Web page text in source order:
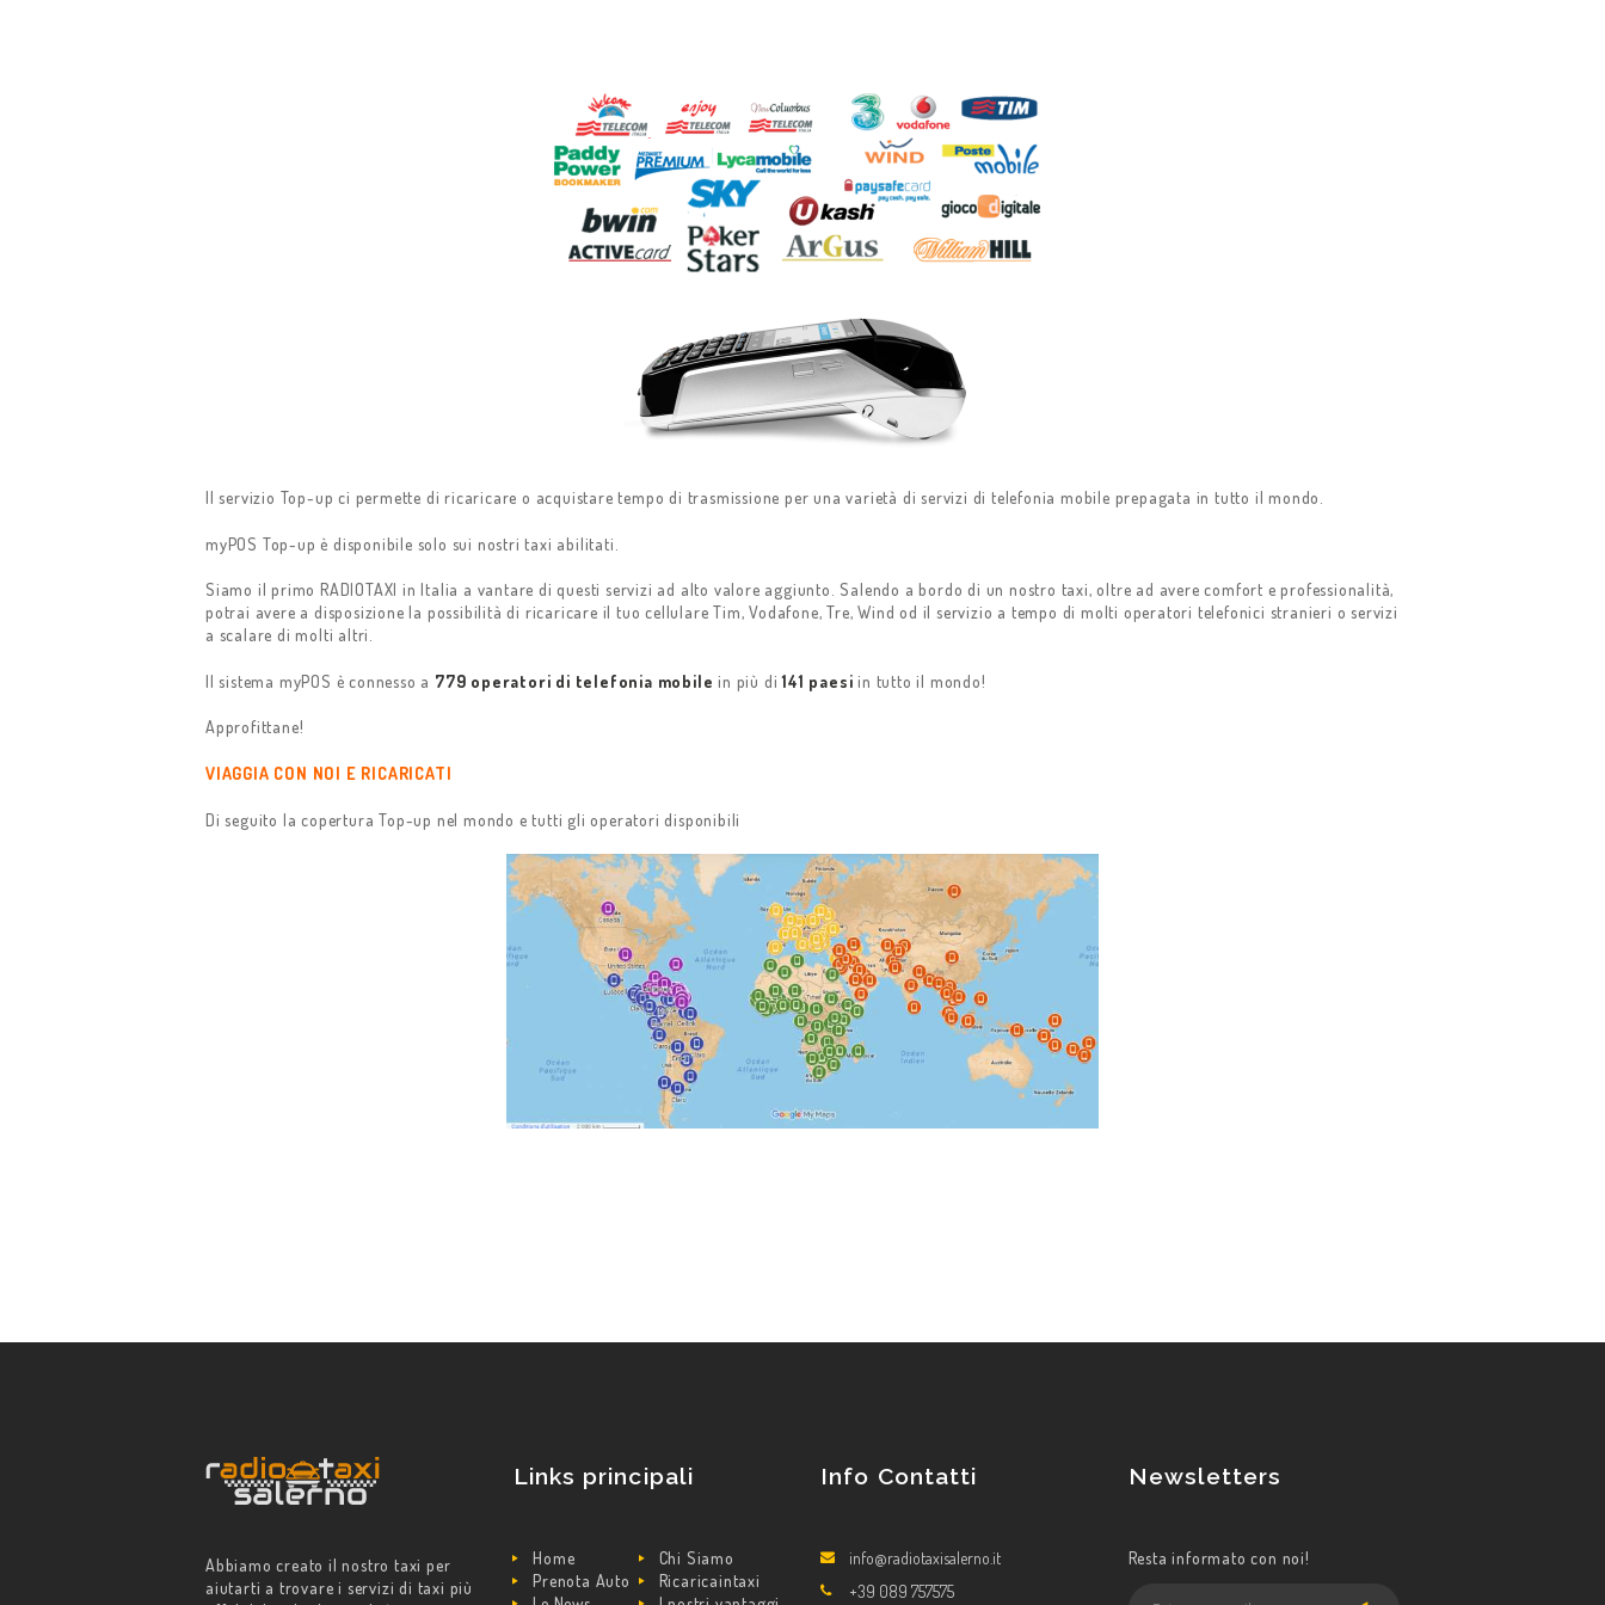
PREVENTIVI
PRENOTA IL TUO
Il servizio Top-up ci permette di ricaricare o acquistare tempo di trasmissione per una varietà di servizi di telefonia mobile prepagata in tutto il mondo.
myPOS Top-up è disponibile solo sui nostri taxi abilitati.
Siamo il primo RADIOTAXI in Italia a vantare di questi servizi ad alto valore aggiunto. Salendo a bordo di un nostro taxi, oltre ad avere comfort e professionalità,
potrai avere a disposizione la possibilità di ricaricare il tuo cellulare Tim, Vodafone, Tre, Wind od il servizio a tempo di molti operatori telefonici stranieri o servizi
a scalare di molti altri.
Il sistema myPOS è connesso a 779 operatori di telefonia mobile in più di141 paesi in tutto il mondo!
Approfittane!
VIAGGIA CON NOI E RICARICATI
Di seguito la copertura Top-up nel mondo e tutti gli operatori disponibili
Abbiamo creato il nostro taxi per
aiutarti a trovare i servizi di taxi più
Links principali
Home
Chi Siamo
Prenota Auto
Ricaricaintaxi
Info Contatti
info@radiotaxisalerno.it
+39 089 757575
Newsletters
Resta informato con noi!